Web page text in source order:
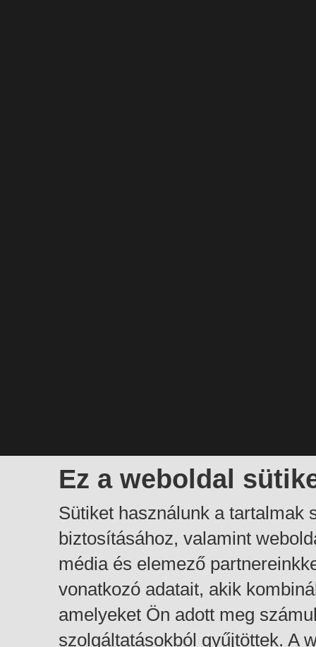
Ez a weboldal
Sütiket használunk a tartalmak
biztosításához, valamint
média és elemező
vonatkozó adatait, akik
amelyeket Ön adott meg
szolgáltatásokból gyűjtöttek. A